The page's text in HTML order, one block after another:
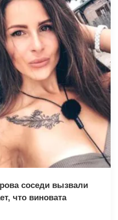
соседи вызвали
что виновата